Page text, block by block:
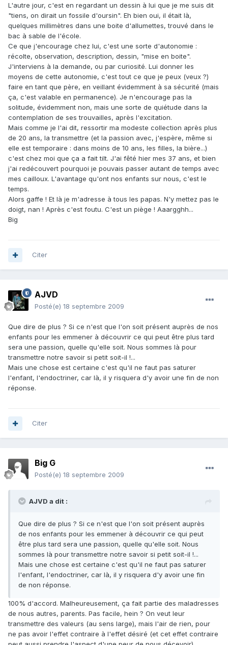
L'autre jour, c'est en regardant un dessin à lui que je me suis dit
"tiens, on dirait un fossile d'oursin". Eh bien oui, il était là,
quelques millimètres dans une boite d'allumettes, trouvé dans le
bac à sable de l'école.
Ce que j'encourage chez lui, c'est une sorte d'autonomie :
récolte, observation, description, dessin, "mise en boite".
J'interviens à la demande, ou par curiosité. Lui donner les
moyens de cette autonomie, c'est tout ce que je peux (veux ?)
faire en tant que père, en veillant évidemment à sa sécurité (mais
ça, c'est valable en permanence). Je n'encourage pas la
solitude, évidemment non, mais une sorte de quiétude dans la
contemplation de ses trouvailles, après l'excitation.
Mais comme je l'ai dit, ressortir ma modeste collection après plus
de 20 ans, la transmettre (et la passion avec, j'espère, même si
elle est temporaire : dans moins de 10 ans, les filles, la bière...)
c'est chez moi que ça a fait tilt. J'ai fêté hier mes 37 ans, et bien
j'ai redécouvert pourquoi je pouvais passer autant de temps avec
mes cailloux. L'avantage qu'ont nos enfants sur nous, c'est le
temps.
Alors gaffe ! Et là je m'adresse à tous les papas. N'y mettez pas le
doigt, nan ! Après c'est foutu. C'est un piège ! Aaargghh...
Big
Citer
AJVD
Posté(e) 18 septembre 2009
Que dire de plus ? Si ce n'est que l'on soit présent auprès de nos
enfants pour les emmener à découvrir ce qui peut être plus tard
sera une passion, quelle qu'elle soit. Nous sommes là pour
transmettre notre savoir si petit soit-il !...
Mais une chose est certaine c'est qu'il ne faut pas saturer
l'enfant, l'endoctriner, car là, il y risquera d'y avoir une fin de non
réponse.
Citer
Big G
Posté(e) 18 septembre 2009
AJVD a dit :
Que dire de plus ? Si ce n'est que l'on soit présent auprès
de nos enfants pour les emmener à découvrir ce qui peut
être plus tard sera une passion, quelle qu'elle soit. Nous
sommes là pour transmettre notre savoir si petit soit-il !...
Mais une chose est certaine c'est qu'il ne faut pas saturer
l'enfant, l'endoctriner, car là, il y risquera d'y avoir une fin
de non réponse.
100% d'accord. Malheureusement, ça fait partie des maladresses
de nous autres, parents. Pas facile, hein ? On veut leur
transmettre des valeurs (au sens large), mais l'air de rien, pour
ne pas avoir l'effet contraire à l'effet désiré (et cet effet contraire